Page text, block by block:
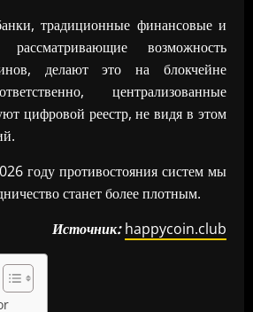
традиционные финансовые и
рассматривающие возможность
делают это на блокчейне
централизованные
цифровой реестр, не видя в этом
году противостояния систем мы
станет более плотным.
Источник: happycoin.club